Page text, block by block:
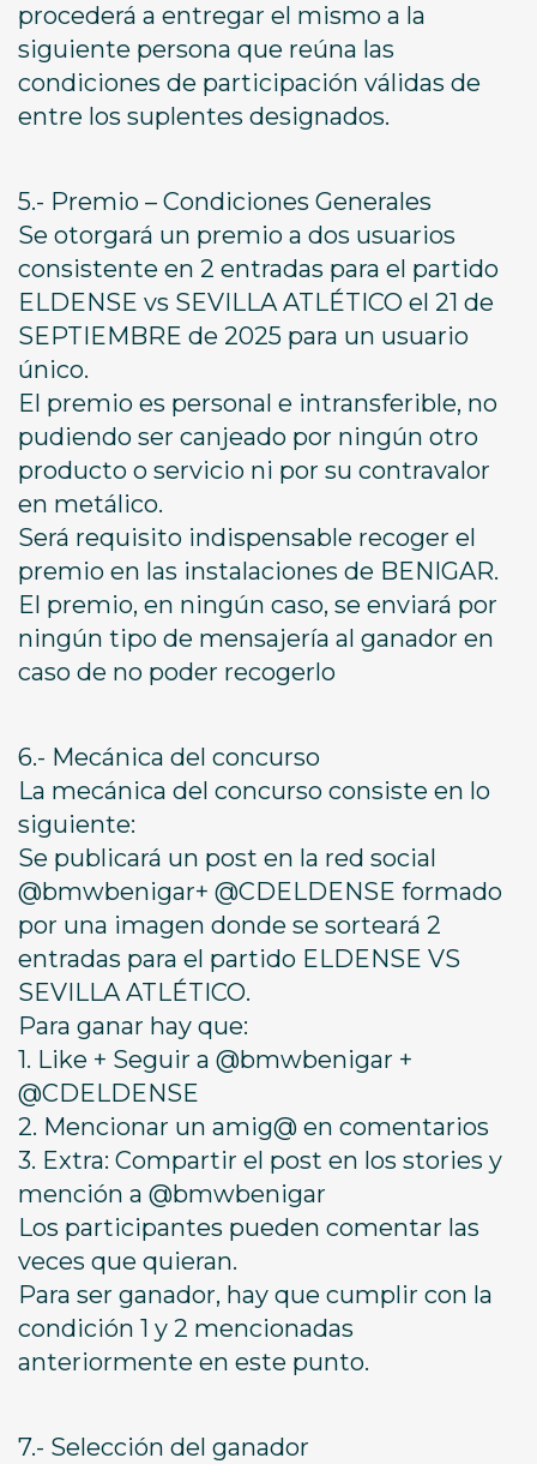
procederá a entregar el mismo a la
siguiente persona que reúna las
condiciones de participación válidas de
entre los suplentes designados.
5.- Premio – Condiciones Generales
Se otorgará un premio a dos usuarios
consistente en 2 entradas para el partido
ELDENSE vs SEVILLA ATLÉTICO el 21 de
SEPTIEMBRE de 2025 para un usuario
único.
El premio es personal e intransferible, no
pudiendo ser canjeado por ningún otro
producto o servicio ni por su contravalor
en metálico.
Será requisito indispensable recoger el
premio en las instalaciones de BENIGAR.
El premio, en ningún caso, se enviará por
ningún tipo de mensajería al ganador en
caso de no poder recogerlo
6.- Mecánica del concurso
La mecánica del concurso consiste en lo
siguiente:
Se publicará un post en la red social
@bmwbenigar+ @CDELDENSE formado
por una imagen donde se sorteará 2
entradas para el partido ELDENSE VS
SEVILLA ATLÉTICO.
Para ganar hay que:
1. Like + Seguir a @bmwbenigar +
@CDELDENSE
2. Mencionar un amig@ en comentarios
3. Extra: Compartir el post en los stories y
mención a @bmwbenigar
Los participantes pueden comentar las
veces que quieran.
Para ser ganador, hay que cumplir con la
condición 1 y 2 mencionadas
anteriormente en este punto.
7.- Selección del ganador